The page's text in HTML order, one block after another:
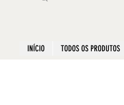
INÍCIO TODOS OS PRODUTOS